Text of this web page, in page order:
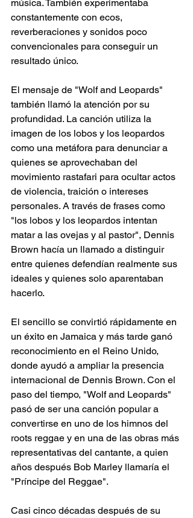
música. También experimentaba
constantemente con ecos,
reverberaciones y sonidos poco
convencionales para conseguir un
resultado único.
El mensaje de "Wolf and Leopards"
también llamó la atención por su
profundidad. La canción utiliza la
imagen de los lobos y los leopardos
como una metáfora para denunciar a
quienes se aprovechaban del
movimiento rastafari para ocultar actos
de violencia, traición o intereses
personales. A través de frases como
"los lobos y los leopardos intentan
matar a las ovejas y al pastor", Dennis
Brown hacía un llamado a distinguir
entre quienes defendían realmente sus
ideales y quienes solo aparentaban
hacerlo.
El sencillo se convirtió rápidamente en
un éxito en Jamaica y más tarde ganó
reconocimiento en el Reino Unido,
donde ayudó a ampliar la presencia
internacional de Dennis Brown. Con el
paso del tiempo, "Wolf and Leopards"
pasó de ser una canción popular a
convertirse en uno de los himnos del
roots reggae y en una de las obras más
representativas del cantante, a quien
años después Bob Marley llamaría el
"Príncipe del Reggae".
Casi cinco décadas después de su